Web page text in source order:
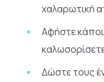
χαλαρωτική
Αφήστε
Δώστε τους